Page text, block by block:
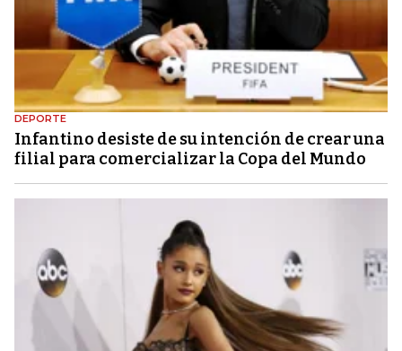
DEPORTE
Infantino desiste de su intención de crear una
filial para comercializar la Copa del Mundo